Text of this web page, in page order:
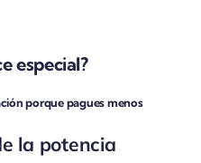
especial?
porque pagues menos
la potencia